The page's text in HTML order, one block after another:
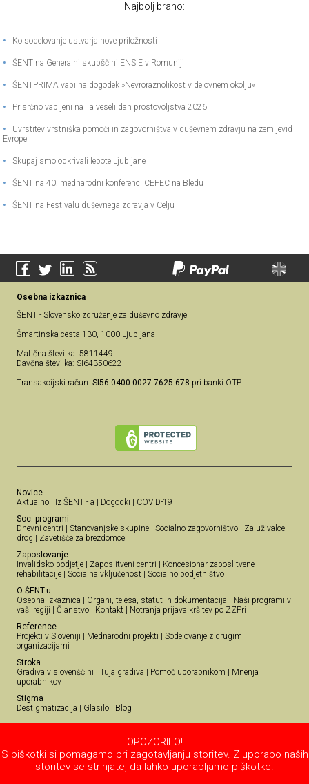
Najbolj brano:
• Ko sodelovanje ustvarja nove priložnosti
• ŠENT na Generalni skupščini ENSIE v Romuniji
• ŠENTPRIMA vabi na dogodek »Nevroraznolikost v delovnem okolju«
• Prisrčno vabljeni na Ta veseli dan prostovoljstva 2026
•
Uvrstitev vrstniška pomoči in zagovorništva v duševnem zdravju na zemljevid
Evrope
• Skupaj smo odkrivali lepote Ljubljane
• ŠENT na 40. mednarodni konferenci CEFEC na Bledu
• ŠENT na Festivalu duševnega zdravja v Celju
Osebna izkaznica
ŠENT - Slovensko združenje za duševno zdravje
Šmartinska cesta 130, 1000 Ljubljana
Matična številka: 5811449
Davčna številka: SI64350622
Transakcijski račun: SI56 0400 0027 7625 678 pri banki OTP
Novice
Aktualno
Iz ŠENT - a Dogodki
COVID-19
Soc. programi
Dnevni centri
Stanovanjske skupine Socialno zagovorništvo
Za uživalce
drog
Zavetišče za brezdomce
Zaposlovanje
Invalidsko podjetje
Zaposlitveni centri
Koncesionar zaposlitvene
rehabilitacije
Socialna vključenost
Socialno podjetništvo
O ŠENT-u
Osebna izkaznica
Organi, telesa, statut in dokumentacija
Naši programi v
vaši regiji
Članstvo Kontakt
Notranja prijava kršitev po ZZPri
Reference
Projekti v Sloveniji
Mednarodni projekti
Sodelovanje z drugimi
organizacijami
Stroka
Gradiva v slovenščini
Tuja gradiva Pomoč uporabnikom
Mnenja
uporabnikov
Stigma
Destigmatizacija
Glasilo Blog
OPOZORILO!
S piškotki si pomagamo pri zagotavljanju storitev. Z uporabo naših
storitev se strinjate, da lahko uporabljamo piškotke.